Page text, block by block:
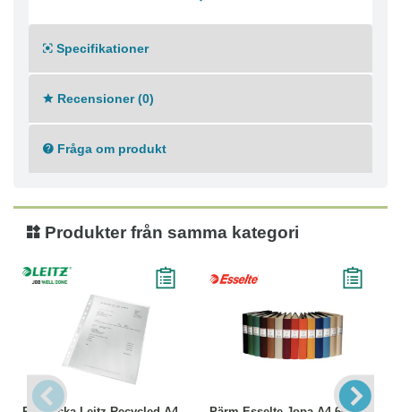
Specifikationer
Recensioner (0)
Fråga om produkt
Produkter från samma kategori